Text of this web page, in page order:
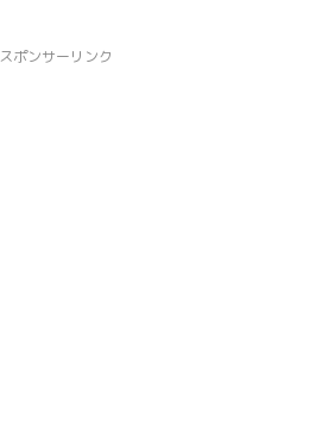
スポンサーリンク